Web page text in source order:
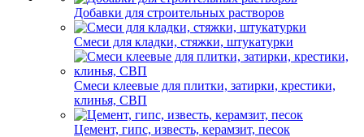
Добавки для строительных растворов
Смеси для кладки, стяжки, штукатурки
Смеси клеевые для плитки, затирки, крестики,
клинья, СВП
Цемент, гипс, известь, керамзит, песок